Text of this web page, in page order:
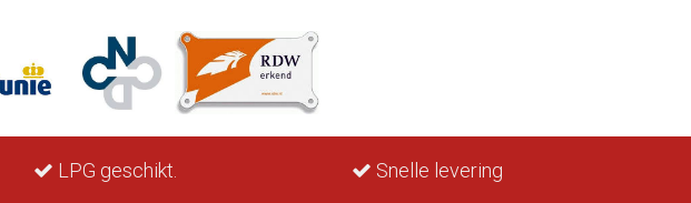
LPG geschikt. Snelle levering